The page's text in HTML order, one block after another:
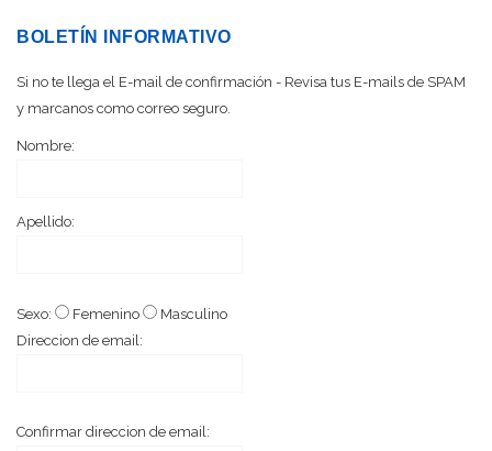
BOLETÍN INFORMATIVO
Si no te llega el E-mail de confirmación - Revisa tus E-mails de SPAM
y marcanos como correo seguro.
Nombre:
Apellido:
Sexo: Femenino
Masculino
Direccion de email:
Confirmar direccion de email: